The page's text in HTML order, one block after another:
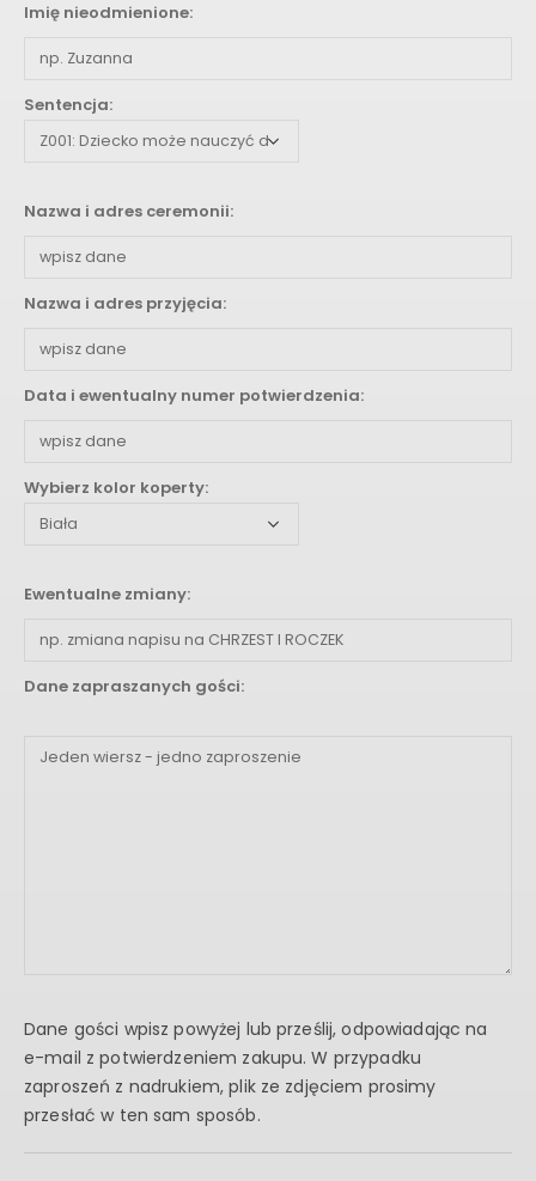
Imię nieodmienione:
Sentencja:
Nazwa i adres ceremonii:
Nazwa i adres przyjęcia:
Data i ewentualny numer potwierdzenia:
Wybierz kolor koperty:
Ewentualne zmiany:
Dane zapraszanych gości:
Dane gości wpisz powyżej lub prześlij, odpowiadając na
e-mail z potwierdzeniem zakupu. W przypadku
zaproszeń z nadrukiem, plik ze zdjęciem prosimy
przesłać w ten sam sposób.